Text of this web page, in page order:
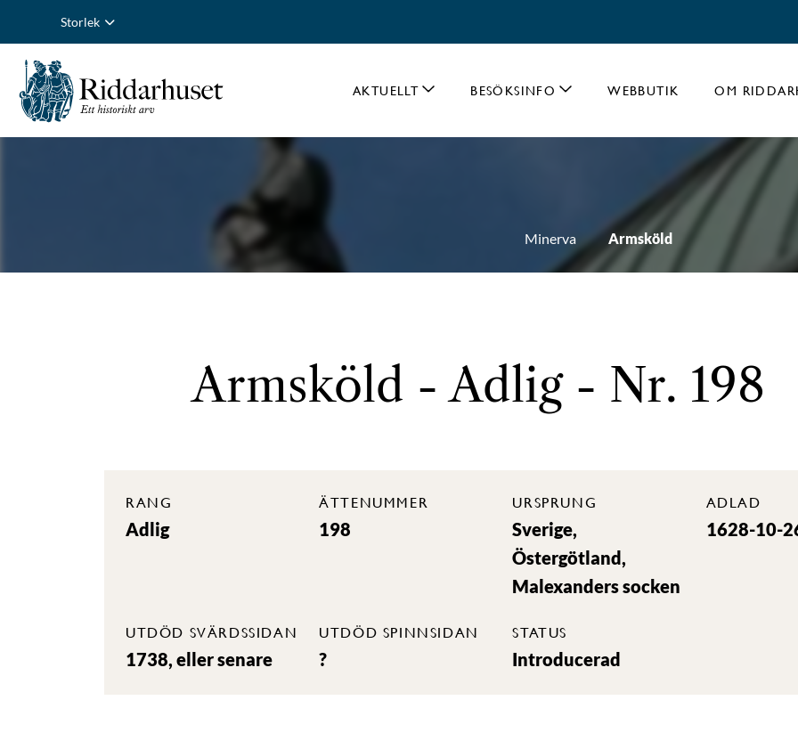
Storlek
AKTUELLT BESÖKSINFO WEBBUTIK OM
Minerva Armsköld
Armsköld - Adlig - Nr. 198
RANG
Adlig
ÄTTENUMMER
198
URSPRUNG
Sverige,
Östergötland,
Malexanders socken
ADLAD
1628-10-
UTDÖD SVÄRDSSIDAN
1738, eller senare
UTDÖD SPINNSIDAN
?
STATUS
Introducerad